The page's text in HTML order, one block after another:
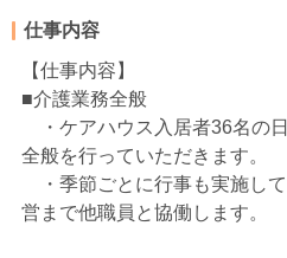
仕事内容
【仕事内容】
■介護業務全般
・ケアハウス入居者36名の
全般を行っていただきます。
・季節ごとに行事も実施し
営まで他職員と協働します。